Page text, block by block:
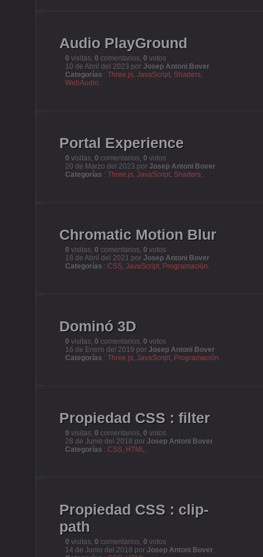
Audio PlayGround
0 visitas, 0 comentarios, 0 votos
10 de Abril del 2023 por Josep Antoni Bover
Categorías : Three.js, JavaScript, Shaders,
WebAudio.
Portal Experience
0 visitas, 0 comentarios, 0 votos
20 de Marzo del 2023 por Josep Antoni Bover
Categorías : Three.js, JavaScript, Shaders.
Chromatic Motion Blur
0 visitas, 0 comentarios, 0 votos
18 de Abril del 2021 por Josep Antoni Bover
Categorías : CSS, JavaScript, Programación.
Dominó 3D
0 visitas, 0 comentarios, 0 votos
16 de Enero del 2019 por Josep Antoni Bover
Categorías : Three.js, JavaScript, Programación.
Propiedad CSS : filter
0 visitas, 0 comentarios, 0 votos
28 de Junio del 2018 por Josep Antoni Bover
Categorías : CSS, HTML.
Propiedad CSS : clip-
path
0 visitas, 0 comentarios, 0 votos
14 de Junio del 2018 por Josep Antoni Bover